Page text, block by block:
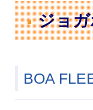
ジョ
BOA